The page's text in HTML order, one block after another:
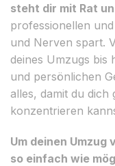
steht dir mit Rat
professionellen
und Nerven spart.
deines Umzugs bis
und persönlichen
alles, damit du dich
konzentrieren
Um deinen Umzug
so einfach wie